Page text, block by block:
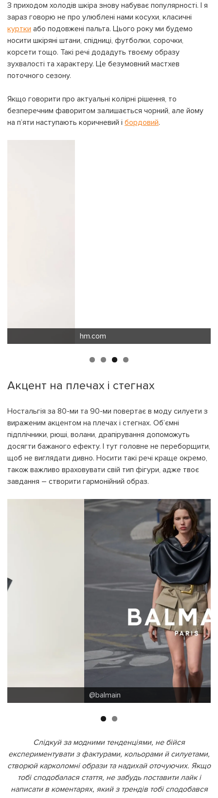
З приходом холодів шкіра знову набуває популярності. І я
зараз говорю не про улюблені нами косухи, класичні
куртки або подовжені пальта. Цього року ми будемо
носити шкіряні штани, спідниці, футболки, сорочки,
корсети тощо. Такі речі додадуть твоєму образу
зухвалості та характеру. Це безумовний мастхев
поточного сезону.
Якщо говорити про актуальні колірні рішення, то
безперечним фаворитом залишається чорний, але йому
на п’яти наступають коричневий і бордовий.
Акцент на плечах і стегнах
Ностальгія за 80-ми та 90-ми повертає в моду силуети з
вираженим акцентом на плечах і стегнах. Об’ємні
підплічники, рюші, волани, драпірування допоможуть
досягти бажаного ефекту. І тут головне не переборщити,
щоб не виглядати дивно. Носити такі речі краще окремо,
також важливо враховувати свій тип фігури, адже твоє
завдання – створити гармонійний образ.
Слідкуй за модними тенденціями, не бійся
експериментувати з фактурами, кольорами й силуетами,
створюй карколомні образи та надихай оточуючих. Якщо
тобі сподобалася стаття, не забудь поставити лайк і
написати в коментарях, який з трендів тобі сподобався